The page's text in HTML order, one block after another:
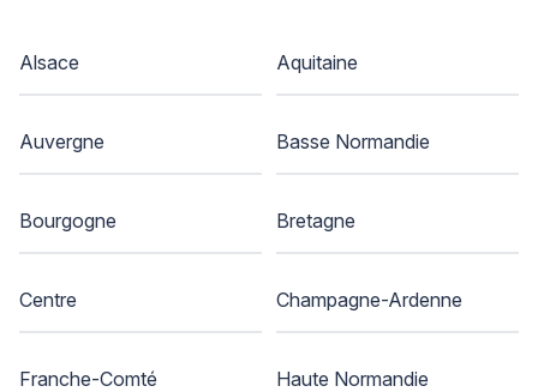
Alsace Aquitaine
Auvergne Basse Normandie
Bourgogne Bretagne
Centre Champagne-Ardenne
Franche-Comté Haute Normandie